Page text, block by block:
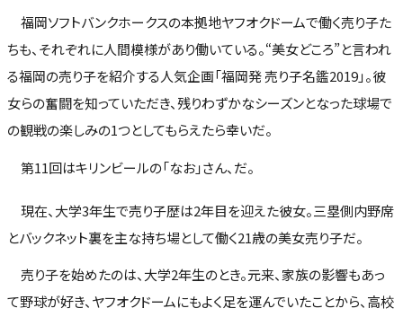
福岡ソフトバンクホークスの本拠地ヤフオクドームで働く売り子た
ちも、それぞれに人間模様があり働いている。“美女どころ”と言われ
る福岡の売り子を紹介する人気企画「福岡発 売り子名鑑2019」。彼
女らの奮闘を知っていただき、残りわずかなシーズンとなった球場で
の観戦の楽しみの1つとしてもらえたら幸いだ。
第11回はキリンビールの「なお」さん、だ。
現在、大学3年生で売り子歴は2年目を迎えた彼女。三塁側内野席
とバックネット裏を主な持ち場として働く21歳の美女売り子だ。
売り子を始めたのは、大学2年生のとき。元来、家族の影響もあっ
て野球が好き、ヤフオクドームにもよく足を運んでいたことから、高校